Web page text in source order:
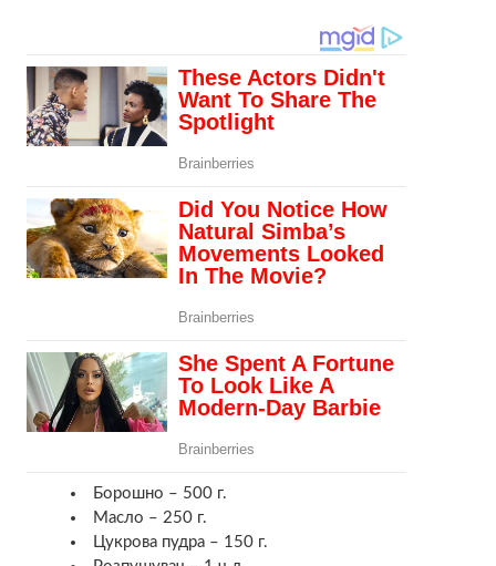
Борошно – 500 г.
Масло – 250 г.
Цукрова пудра – 150 г.